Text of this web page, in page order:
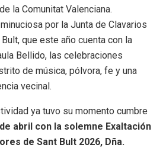
la Comunitat Valenciana.
por la Junta de Clavarios
que este año cuenta con la
Bellido, las celebraciones
de música, pólvora, fe y una
vecinal.
ya tuvo su momento cumbre
abril con la solemne Exaltación
de Sant Bult 2026, Dña.